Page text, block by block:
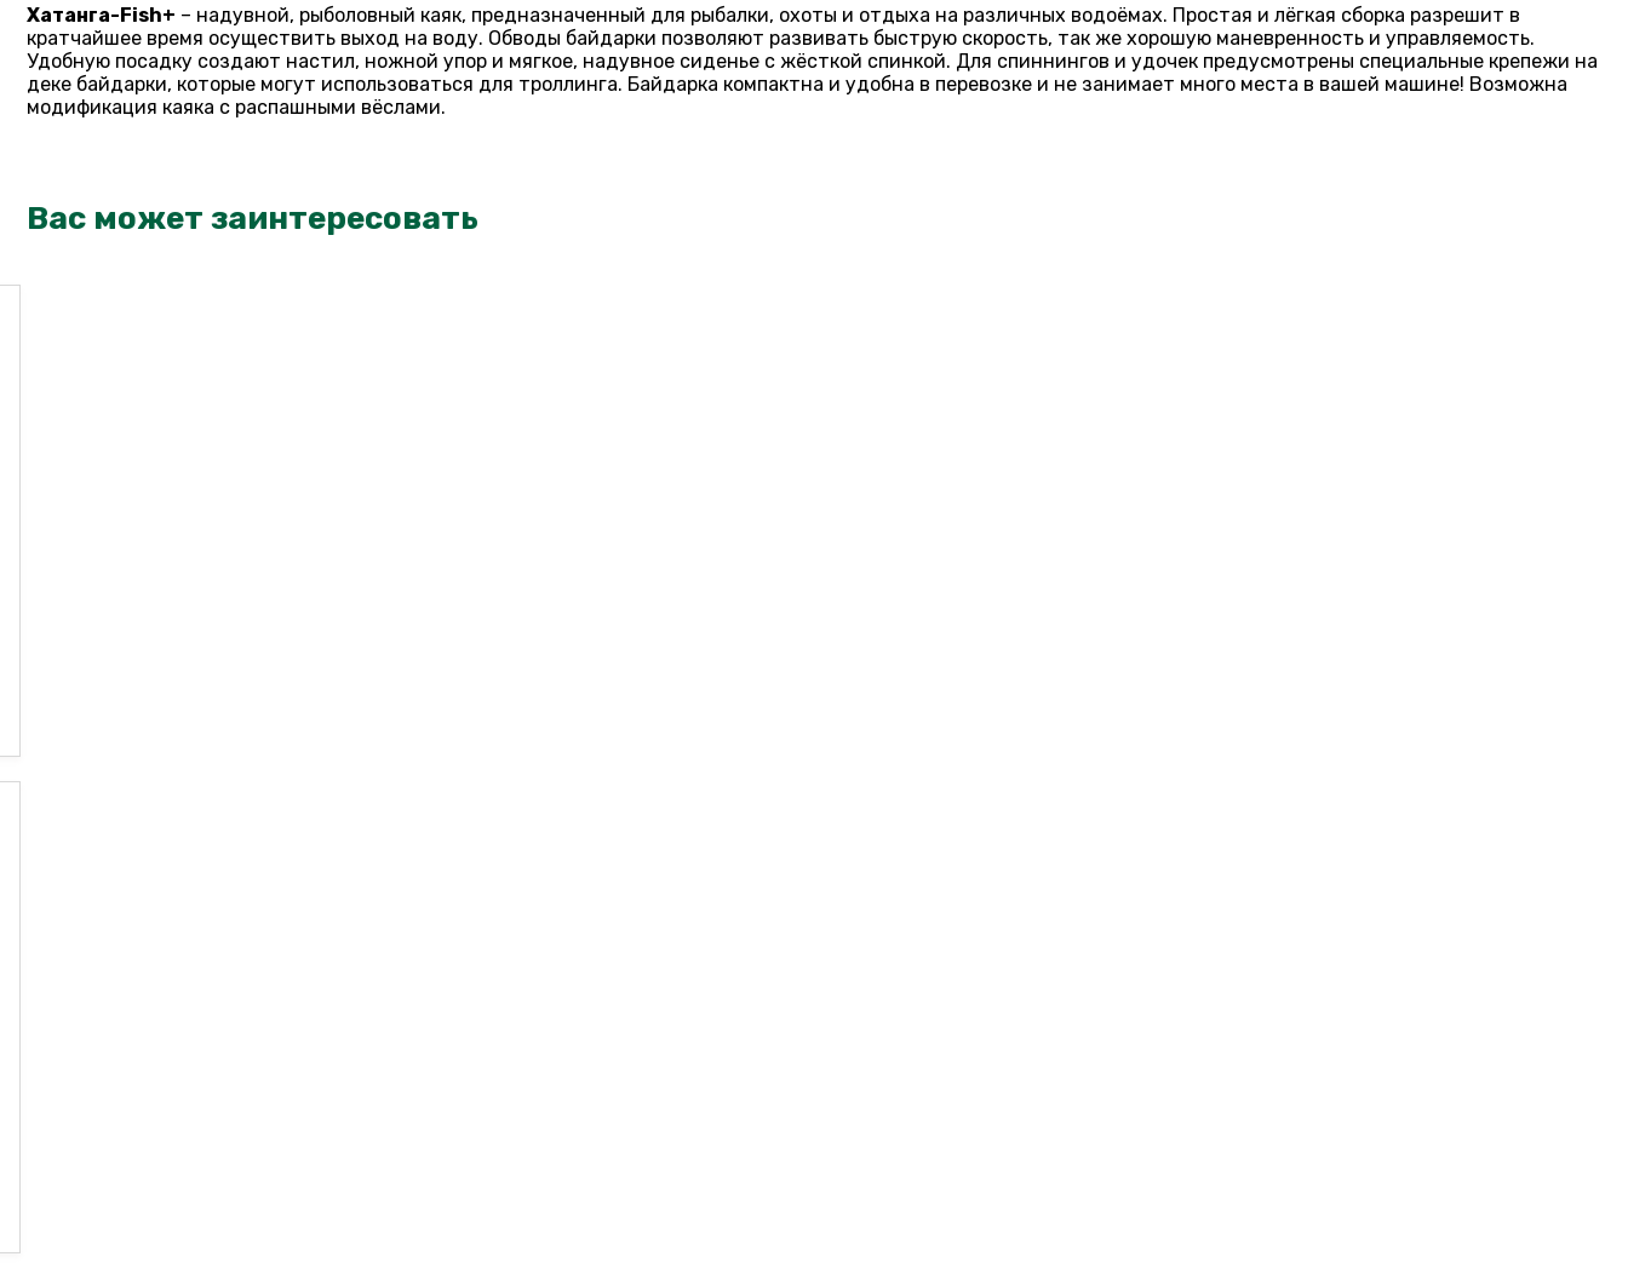
Хатанга-Fish+ – надувной, рыболовный каяк, предназначенный для рыбалки, охоты и отдыха на различных водоёмах. Простая и лёгкая сборка разрешит в
кратчайшее время осуществить выход на воду. Обводы байдарки позволяют развивать быструю скорость, так же хорошую маневренность и управляемость.
Удобную посадку создают настил, ножной упор и мягкое, надувное сиденье с жёсткой спинкой. Для спиннингов и удочек предусмотрены специальные крепежи на
деке байдарки, которые могут использоваться для троллинга. Байдарка компактна и удобна в перевозке и не занимает много места в вашей машине! Возможна
модификация каяка с распашными вёслами.
Вас может заинтересовать